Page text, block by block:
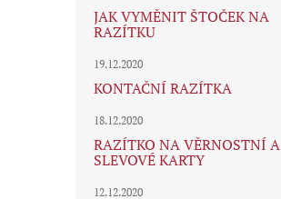
JAK VYMĚNIT ŠTOČEK NA
RAZÍTKU
19.12.2020
KONTAČNÍ RAZÍTKA
18.12.2020
RAZÍTKO NA VĚRNOSTNÍ A
SLEVOVÉ KARTY
12.12.2020